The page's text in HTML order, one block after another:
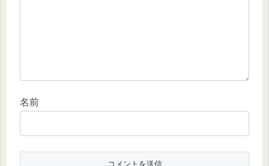
名前